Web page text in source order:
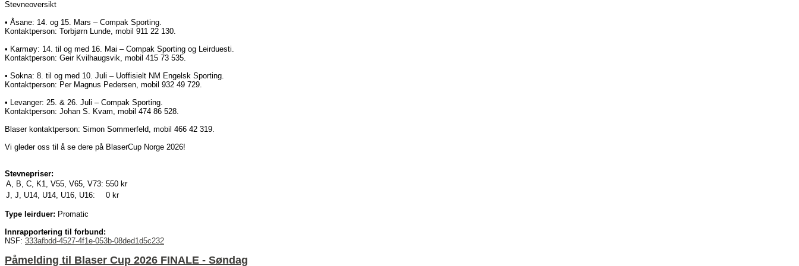
Stevneoversikt
• Åsane: 14. og 15. Mars – Compak Sporting.
Kontaktperson: Torbjørn Lunde, mobil 911 22 130.
• Karmøy: 14. til og med 16. Mai – Compak Sporting og Leirduesti.
Kontaktperson: Geir Kvilhaugsvik, mobil 415 73 535.
• Sokna: 8. til og med 10. Juli – Uoffisielt NM Engelsk Sporting.
Kontaktperson: Per Magnus Pedersen, mobil 932 49 729.
• Levanger: 25. & 26. Juli – Compak Sporting.
Kontaktperson: Johan S. Kvam, mobil 474 86 528.
Blaser kontaktperson: Simon Sommerfeld, mobil 466 42 319.
Vi gleder oss til å se dere på BlaserCup Norge 2026!
Stevnepriser:
A, B, C, K1, V55, V65, V73: 550 kr
J, J, U14, U14, U16, U16:
0 kr
Type leirduer: Promatic
Innrapportering til forbund:
NSF: 333afbdd-4527-4f1e-053b-08ded1d5c232
Påmelding til Blaser Cup 2026 FINALE - Søndag